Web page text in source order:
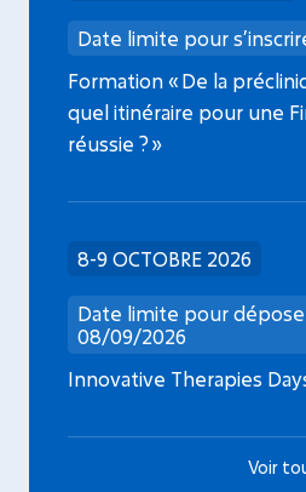
Date limite pour
Formation « De la
quel itinéraire pour une
réussie ? »
8-9 OCTOBRE 2026
Date limite pour
08/09/2026
Innovative Therapies
Voir